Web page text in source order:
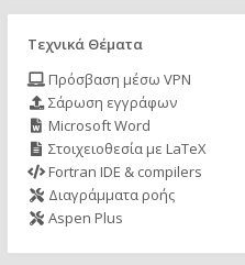
Τεχνικά Θέματα
Πρόσβαση μέσω VPN
Σάρωση εγγράφων
Microsoft Word
Στοιχειοθεσία με LaTeX
Fortran IDE & compilers
Διαγράμματα ροής
Aspen Plus